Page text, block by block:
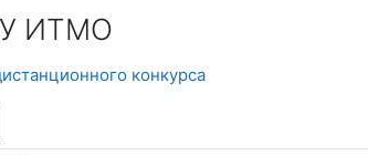
ИТМО
конкурса